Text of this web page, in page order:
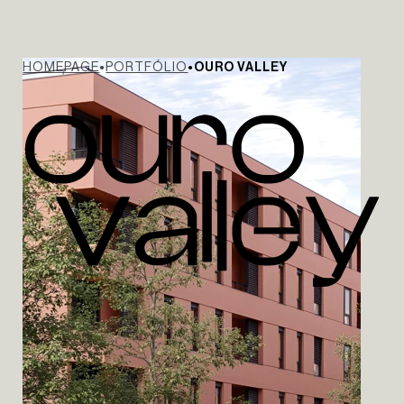
HOMEPAGE PORTFÓLIO OURO VALLEY